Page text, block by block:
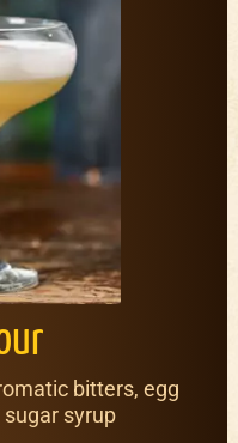
bitters, egg
syrup